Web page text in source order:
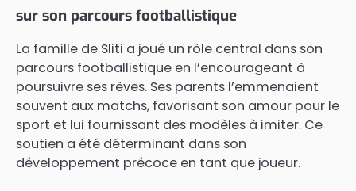
sur son parcours footballistique
La famille de Sliti a joué un rôle central dans son
parcours footballistique en l’encourageant à
poursuivre ses rêves. Ses parents l’emmenaient
souvent aux matchs, favorisant son amour pour le
sport et lui fournissant des modèles à imiter. Ce
soutien a été déterminant dans son
développement précoce en tant que joueur.